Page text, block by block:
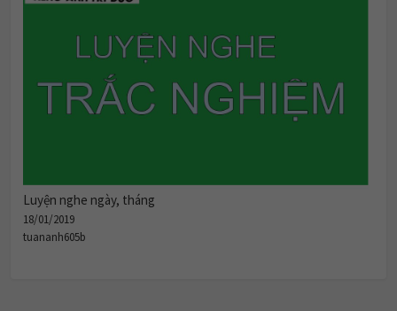
Luyện nghe ngày, tháng
18/01/2019
tuananh605b